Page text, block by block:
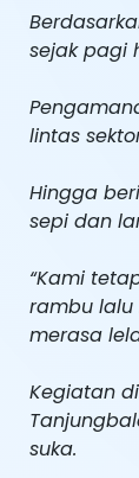
sejak pagi
lintas
Hingga
sepi dan
“Kami
rambu lalu
merasa
Kegiatan
suka.